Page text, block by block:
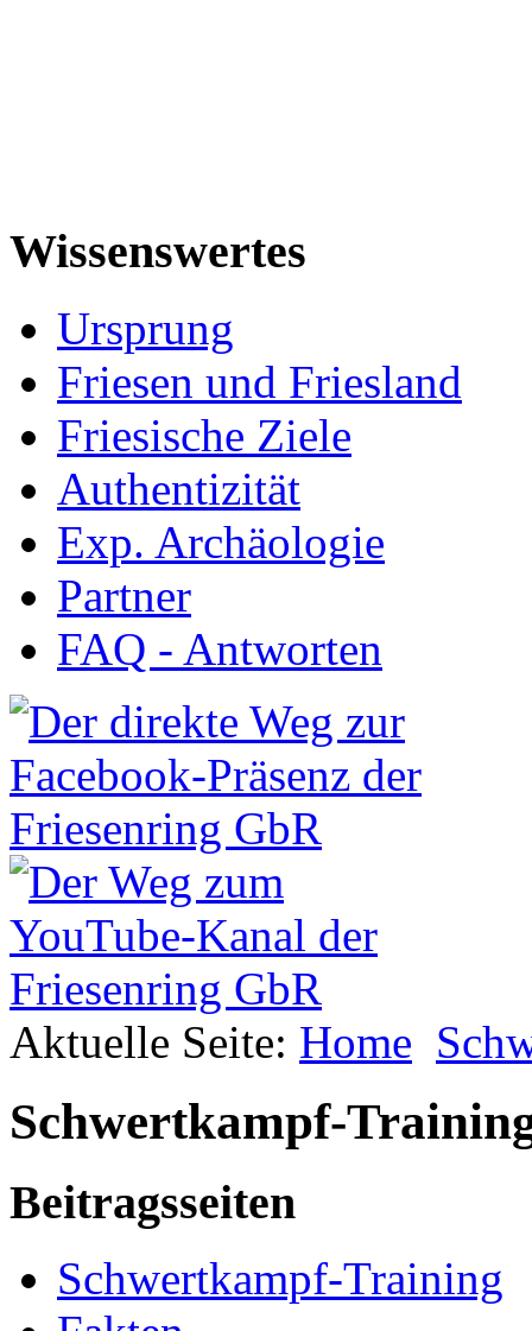
Wissenswertes
Ursprung
Friesen und Friesland
Friesische Ziele
Authentizität
Exp. Archäologie
Partner
FAQ - Antworten
Aktuelle Seite: Home
Schwertkampf-
Beitragsseiten
Schwertkampf-Training